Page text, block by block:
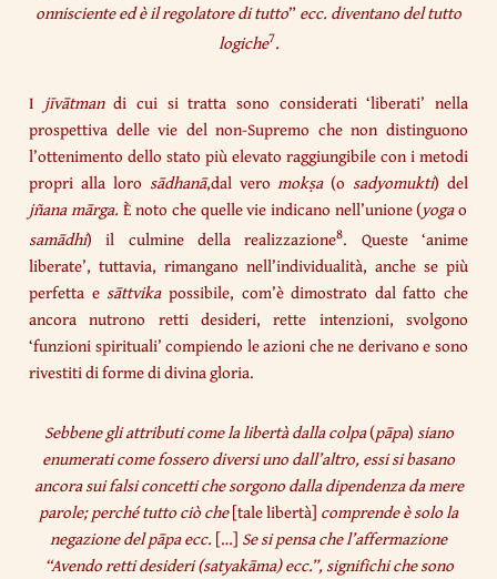
onnisciente ed è il regolatore di tutto”ecc. diventano del tutto
logiche7.
I jīvātmandi cui si tratta sono considerati ‘liberati’ nella
prospettiva delle vie del non-Supremo che non distinguono
l’ottenimento dello stato più elevato raggiungibile con i metodi
propri alla loro sādhanā,dal veromokṣa(o sadyomukti) del
jñana mārga. È noto che quelle vie indicano nell’unione (yogao
samādhi) il culmine della realizzazione8. Queste ‘anime
liberate’, tuttavia, rimangano nell’individualità, anche se più
perfetta esāttvika possibile, com’è dimostrato dal fatto che
ancora nutrono retti desideri, rette intenzioni, svolgono
‘funzioni spirituali’ compiendo le azioni che ne derivano e sono
rivestiti di forme di divina gloria.
Sebbene gli attributi come la libertà dalla colpa(pāpa)siano
enumerati come fossero diversi uno dall’altro, essi si basano
ancora sui falsi concetti che sorgono dalla dipendenza da mere
parole; perché tutto ciò che[tale libertà] comprende è solo la
negazione del pāpa ecc. […] Se si pensa che l’affermazione
“Avendo retti desideri (satyakāma) ecc.”, significhi che sono